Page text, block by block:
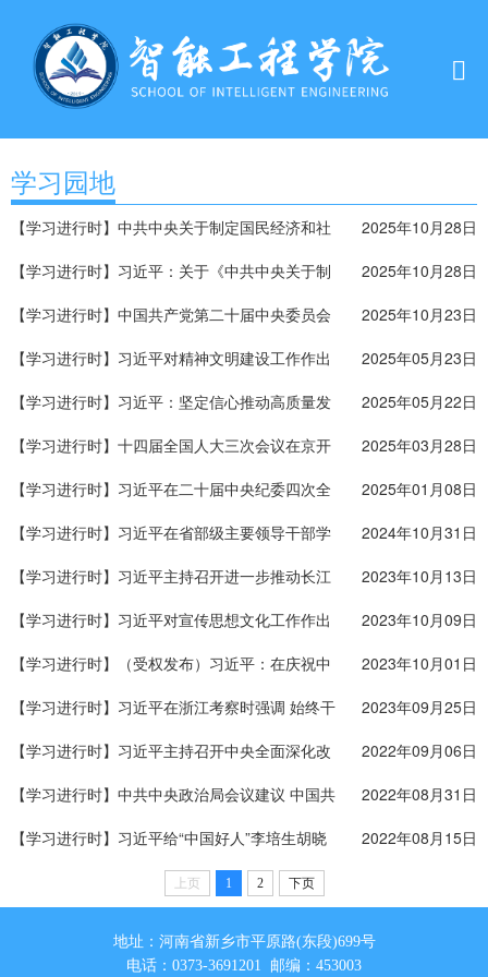
学习园地
【学习进行时】中共中央关于制定国民经济和社
会发展第十五个五年规划的建议
2025年10月28日
【学习进行时】习近平：关于《中共中央关于制
定国民经济和社会发展第十五个五年规划的建
议》的说明
2025年10月28日
【学习进行时】中国共产党第二十届中央委员会
第四次全体会议公报
2025年10月23日
【学习进行时】习近平对精神文明建设工作作出
重要指示
2025年05月23日
【学习进行时】习近平：坚定信心推动高质量发
展高效能治理 奋力谱写中原大地推进中国式现代
化新篇章
2025年05月22日
【学习进行时】十四届全国人大三次会议在京开
幕 习近平等在主席台就座
2025年03月28日
【学习进行时】习近平在二十届中央纪委四次全
会上发表重要讲话强调 坚持用改革精神和严的标
准管党治党 坚决打好反腐败斗争攻坚战持久战总
体战
2025年01月08日
【学习进行时】习近平在省部级主要领导干部学
习贯彻党的二十届三中全会精神专题研讨班开班
式上发表重要讲话
2024年10月31日
【学习进行时】习近平主持召开进一步推动长江
经济带高质量发展座谈会强调 进一步推动长江经
济带高质量发展 更好支撑和服务中国式现代化
2023年10月13日
【学习进行时】习近平对宣传思想文化工作作出
重要指示
2023年10月09日
【学习进行时】（受权发布）习近平：在庆祝中
华人民共和国成立74周年招待会上的讲话
2023年10月01日
【学习进行时】习近平在浙江考察时强调 始终干
在实处走在前列勇立潮头 奋力谱写中国式现代化
浙江新篇章 返京途中在山东枣庄考察
2023年09月25日
【学习进行时】习近平主持召开中央全面深化改
革委员会第二十七次会议强调 健全关键核心技术
攻关新型举国体制 全面加强资源节约工作
2022年09月06日
【学习进行时】中共中央政治局会议建议 中国共
产党第二十次全国代表大会10月16日在北京召开
中共中央总书记习近平主持会议
2022年08月31日
【学习进行时】习近平给“中国好人”李培生胡晓
2022年08月15日
上页 1 2 下页
地址：河南省新乡市平原路(东段)699号
电话：0373-3691201 邮编：453003